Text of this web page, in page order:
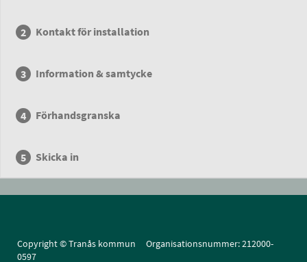
Kontakt för installation
Information & samtycke
Förhandsgranska
Skicka in
Copyright © Tranås kommun Organisationsnummer: 212000-
0597